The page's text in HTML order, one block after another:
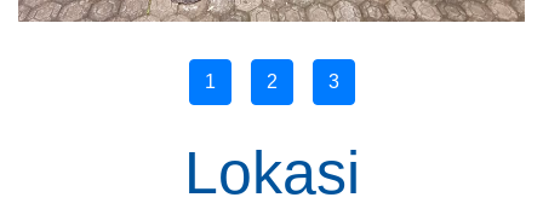
1 2 3
Lokasi